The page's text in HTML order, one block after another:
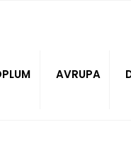
AVRUPA